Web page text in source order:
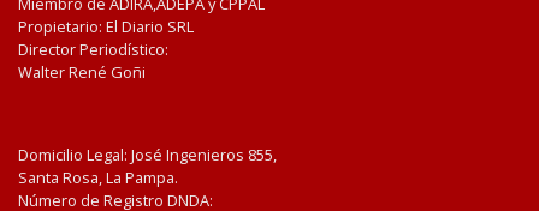
Propietario: El Diario SRL
Director Periodístico:
Walter René Goñi
Domicilio Legal: José Ingenieros 855,
Santa Rosa, La Pampa.
Número de Registro DNDA: